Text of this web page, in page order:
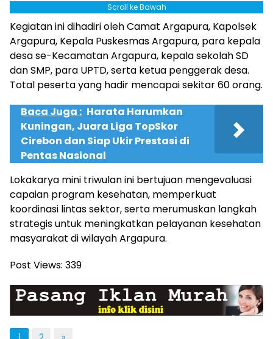
Scroll ke Bawah
Kegiatan ini dihadiri oleh Camat Argapura, Kapolsek
Argapura, Kepala Puskesmas Argapura, para kepala
desa se-Kecamatan Argapura, kepala sekolah SD
dan SMP, para UPTD, serta ketua penggerak desa.
Total peserta yang hadir mencapai sekitar 60 orang.
Baca Juga : Harata Harumkan
Kuningan, Juara Liga TopSkor
Cirebon dan Siap Ukir Prestasi di
Pentas Nasional
Lokakarya mini triwulan ini bertujuan mengevaluasi
capaian program kesehatan, memperkuat
koordinasi lintas sektor, serta merumuskan langkah
strategis untuk meningkatkan pelayanan kesehatan
masyarakat di wilayah Argapura.
Post Views: 339